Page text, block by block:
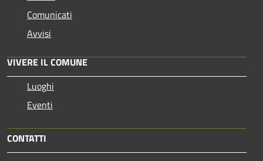
Comunicati
Avvisi
VIVERE IL COMUNE
Luoghi
Eventi
CONTATTI